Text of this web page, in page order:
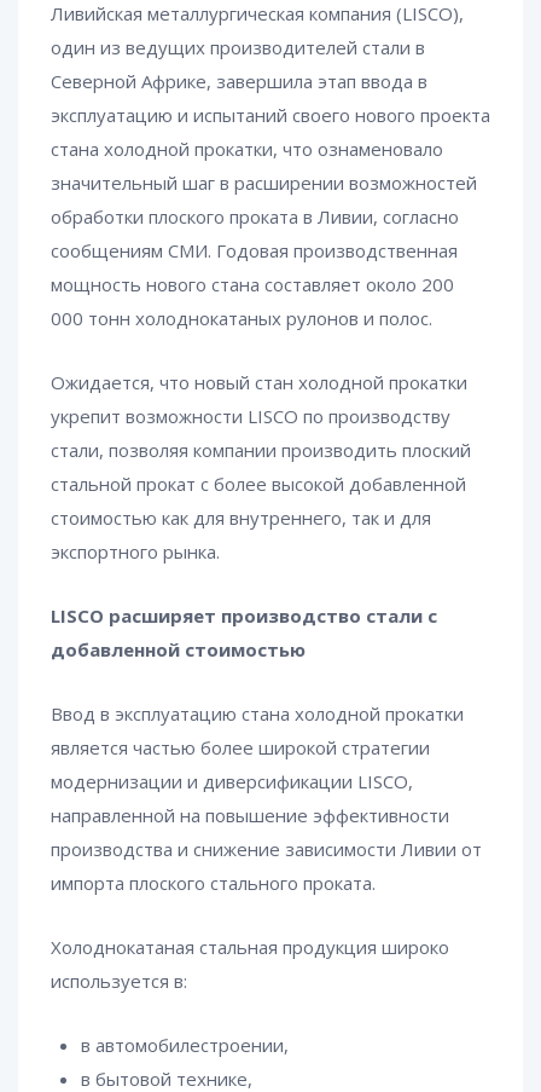
Ливийская металлургическая компания (LISCO),
один из ведущих производителей стали в
Северной Африке, завершила этап ввода в
эксплуатацию и испытаний своего нового проекта
стана холодной прокатки, что ознаменовало
значительный шаг в расширении возможностей
обработки плоского проката в Ливии, согласно
сообщениям СМИ. Годовая производственная
мощность нового стана составляет около 200
000 тонн холоднокатаных рулонов и полос.
Ожидается, что новый стан холодной прокатки
укрепит возможности LISCO по производству
стали, позволяя компании производить плоский
стальной прокат с более высокой добавленной
стоимостью как для внутреннего, так и для
экспортного рынка.
LISCO расширяет производство стали с
добавленной стоимостью
Ввод в эксплуатацию стана холодной прокатки
является частью более широкой стратегии
модернизации и диверсификации LISCO,
направленной на повышение эффективности
производства и снижение зависимости Ливии от
импорта плоского стального проката.
Холоднокатаная стальная продукция широко
используется в:
в автомобилестроении,
в бытовой технике,